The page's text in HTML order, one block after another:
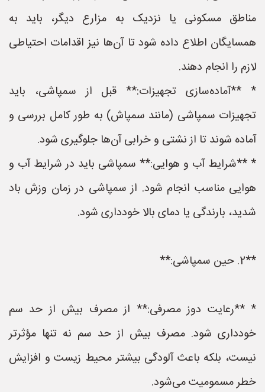
مناطق مسکونی یا نزدیک به مزارع دیگر، باید به
همسایگان اطلاع داده شود تا آن‌ها نیز اقدامات احتیاطی
لازم را انجام دهند.
* **آماده‌سازی تجهیزات:** قبل از سمپاشی، باید
تجهیزات سمپاشی (مانند سمپاش) به طور کامل بررسی و
آماده شوند تا از نشتی و خرابی آن‌ها جلوگیری شود.
* **شرایط آب و هوایی:** سمپاشی باید در شرایط آب و
هوایی مناسب انجام شود. از سمپاشی در زمان وزش باد
شدید، بارندگی یا دمای بالا خودداری شود.
**2. حین سمپاشی:**
* **رعایت دوز مصرفی:** از مصرف بیش از حد سم
خودداری شود. مصرف بیش از حد سم نه تنها مؤثرتر
نیست، بلکه باعث آلودگی بیشتر محیط زیست و افزایش
خطر مسمومیت می‌شود.